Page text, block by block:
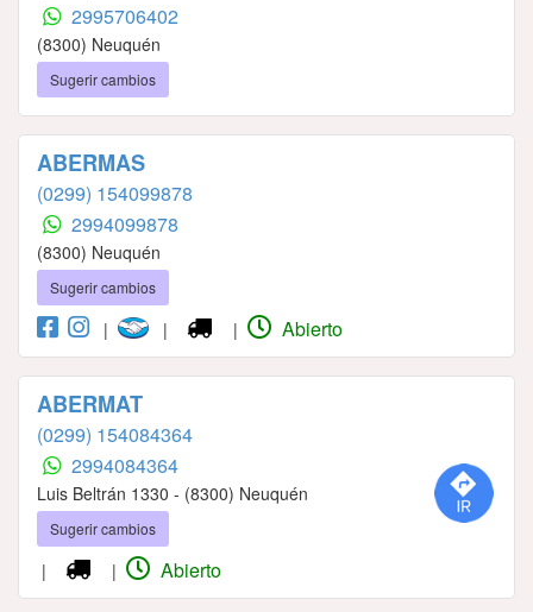
2995706402
(8300) Neuquén
Sugerir cambios
ABERMAS
(0299) 154099878
2994099878
(8300) Neuquén
Sugerir cambios
| | | Abierto
ABERMAT
(0299) 154084364
2994084364
Luis Beltrán 1330 - (8300) Neuquén
Sugerir cambios
| | Abierto